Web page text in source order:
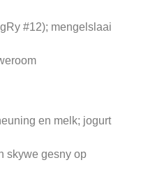
#12); mengelslaai
en melk; jogurt
skywe gesny op